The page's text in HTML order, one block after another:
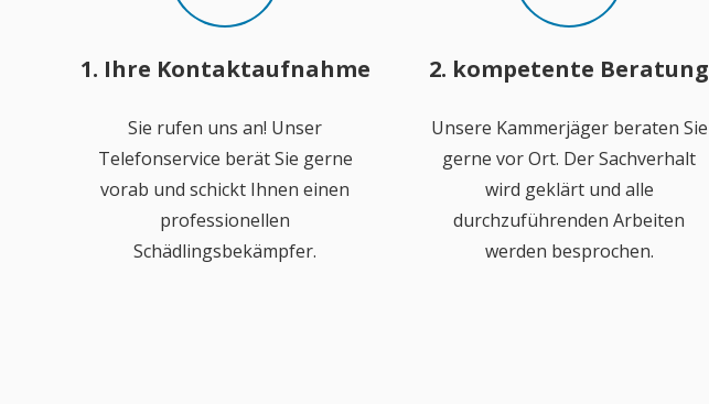
1. Ihre Kontaktaufnahme
Sie rufen uns an! Unser
Telefonservice berät Sie gerne
vorab und schickt Ihnen einen
professionellen
Schädlingsbekämpfer.
2. kompetente Beratung
Unsere Kammerjäger beraten Sie
gerne vor Ort. Der Sachverhalt
wird geklärt und alle
durchzuführenden Arbeiten
werden besprochen.